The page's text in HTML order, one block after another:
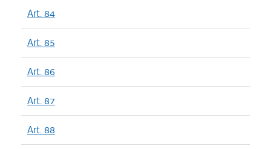
Art. 84
Art. 85
Art. 86
Art. 87
Art. 88